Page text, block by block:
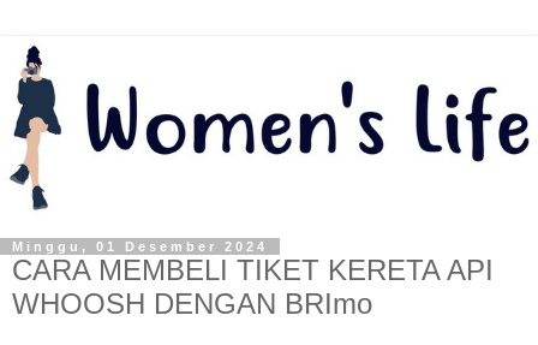
Minggu, 01 Desember 2024
CARA MEMBELI TIKET KERETA API
WHOOSH DENGAN BRImo